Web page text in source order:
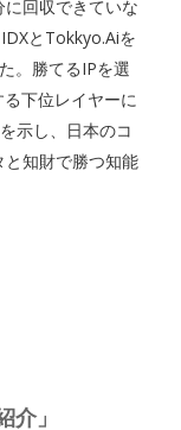
回収できていな
とTokkyo.Aiを
。勝てるIPを選
下位レイヤーに
示し、日本のコ
知財で勝つ知能
介」